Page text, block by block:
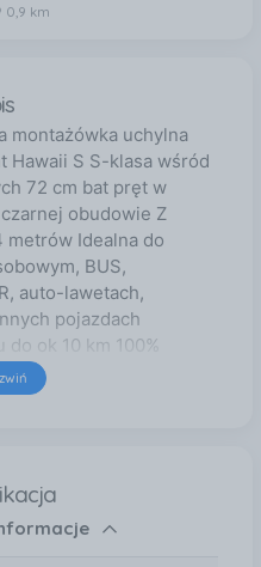
0,9 km
montażówka uchylna
Hawaii S S-klasa wśród
72 cm bat pręt w
obudowie Z
metrów Idealna do
BUS,
auto-lawetach,
pojazdach
ok 10 km 100%
z polskiej
produktu: CY3
- do montażu w dziurę
uchwycie klapowym,